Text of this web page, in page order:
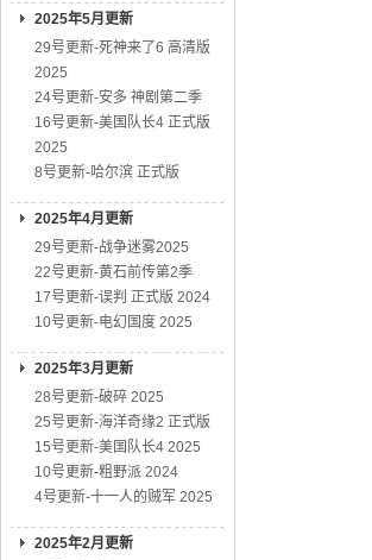
2025年5月更新
29号更新-死神来了6 高清版
2025
24号更新-安多 神剧第二季
16号更新-美国队长4 正式版
2025
8号更新-哈尔滨 正式版
2025年4月更新
29号更新-战争迷雾2025
22号更新-黄石前传第2季
17号更新-误判 正式版 2024
10号更新-电幻国度 2025
2025年3月更新
28号更新-破碎 2025
25号更新-海洋奇缘2 正式版
15号更新-美国队长4 2025
10号更新-粗野派 2024
4号更新-十一人的贼军 2025
2025年2月更新